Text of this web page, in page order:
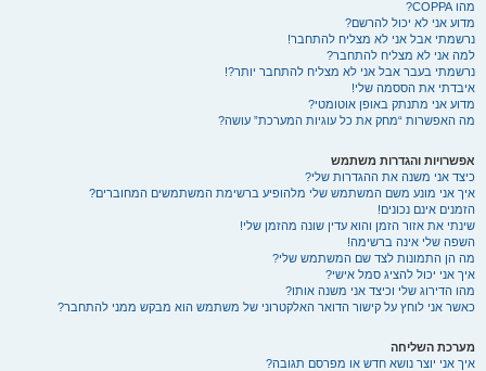
מהו COPPA?
מדוע אני לא יכול להרשם?
נרשמתי אבל אני לא מצליח להתחבר!
למה אני לא מצליח להתחבר?
נרשמתי בעבר אבל אני לא מצליח להתחבר יותר?!
איבדתי את הססמה שלי!
מדוע אני מתנתק באופן אוטומטי?
מה האפשרות “מחק את כל עוגיות המערכת” עושה?
אפשרויות והגדרות משתמש
כיצד אני משנה את ההגדרות שלי?
איך אני מונע משם המשתמש שלי מלהופיע ברשימת המשתמשים המחוברים?
הזמנים אינם נכונים!
שינתי את אזור הזמן והוא עדין שונה מהזמן שלי!
השפה שלי אינה ברשימה!
מה הן התמונות לצד שם המשתמש שלי?
איך אני יכול להציג סמל אישי?
מהו הדירוג שלי וכיצד אני משנה אותו?
כאשר אני לוחץ על קישור הדואר האלקטרוני של משתמש הוא מבקש ממני להתחבר?
מערכת השליחה
איך אני יוצר נושא חדש או מפרסם תגובה?